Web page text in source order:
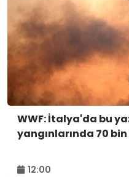
WWF: İtalya'da bu
yangınlarında 70
12:00